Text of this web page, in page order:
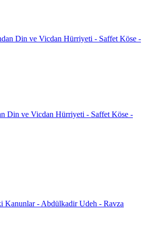
Din ve Vicdan Hürriyeti - Saffet Köse -